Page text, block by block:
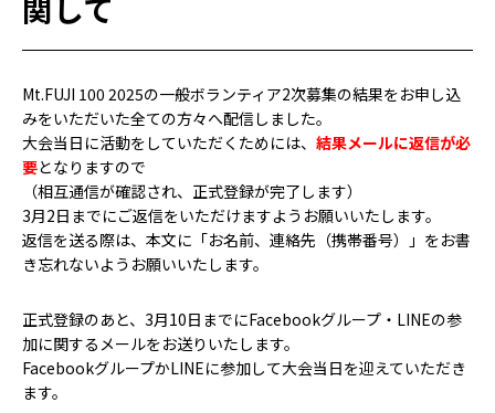
関して
Mt.FUJI 100 2025の一般ボランティア2次募集の結果をお申し込
みをいただいた全ての方々へ配信しました。
大会当日に活動をしていただくためには、 結果メールに返信が必
要となりますので
（相互通信が確認され、正式登録が完了します）
3月2日 までにご返信をいただけますようお願いいたします。
返信を送る際は、本文に「お名前、連絡先（携帯番号）」をお書
き忘れないようお願いいたします。
正式登録のあと、3月10日までにFacebookグループ・LINEの参
加に関するメールをお送りいたします。
FacebookグループかLINEに参加して大会当日を迎えていただき
ます。